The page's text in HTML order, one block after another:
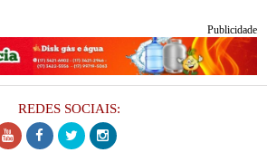
Publicidade
REDES SOCIAIS: